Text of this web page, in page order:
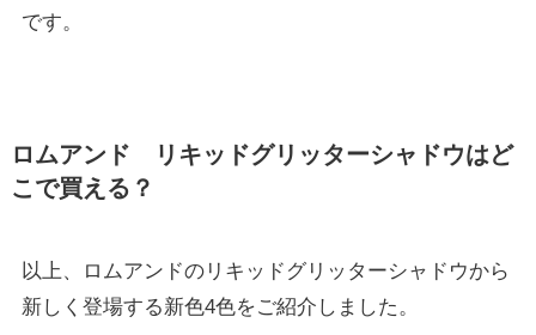
です。
ロムアンド リキッドグリッターシャドウはど
こで買える？
以上、ロムアンドのリキッドグリッターシャドウから
新しく登場する新色4色をご紹介しました。